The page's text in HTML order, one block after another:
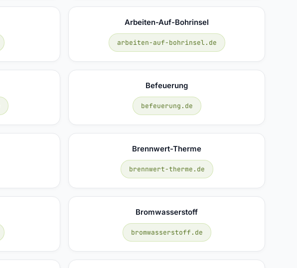
Arbeiten-Auf-Bohrinsel
arbeiten-auf-bohrinsel.de
Befeuerung
befeuerung.de
Brennwert-Therme
brennwert-therme.de
Bromwasserstoff
bromwasserstoff.de